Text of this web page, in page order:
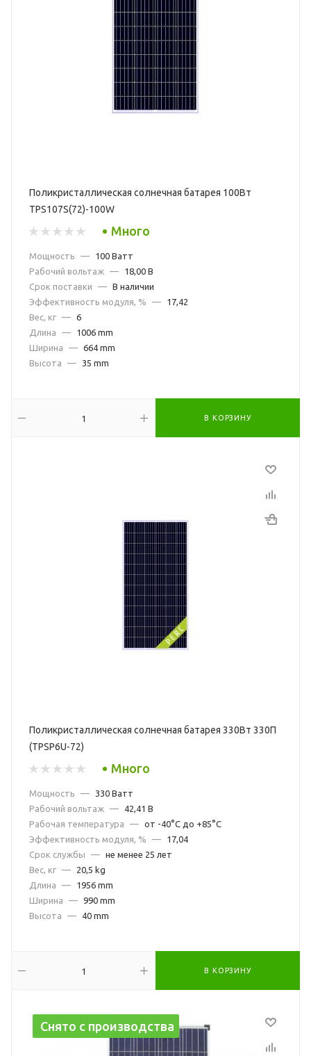
Поликристаллическая солнечная батарея 100Вт
TPS107S(72)-100W
Много
Мощность —
100 Ватт
Рабочий вольтаж —
18,00 В
Срок поставки
— В наличии
Эффективность модуля, %
—
17,42
Вес, кг — 6
Длина
—
1006 mm
Ширина
— 664 mm
Высота
— 35 mm
В КОРЗИНУ
Поликристаллическая солнечная батарея 330Вт 330П
(TPSP6U-72)
Много
Мощность —
330 Ватт
Рабочий вольтаж —
42,41 В
Рабочая температура
— от -40°С до +85°С
Эффективность модуля, %
—
17,04
Срок службы
— не менее 25 лет
Вес, кг —
20,5 kg
Длина
—
1956 mm
Ширина
— 990 mm
Высота
— 40 mm
В КОРЗИНУ
Снято с производства